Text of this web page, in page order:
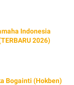
Indonesia
2026)
Bogainti (Hokben)